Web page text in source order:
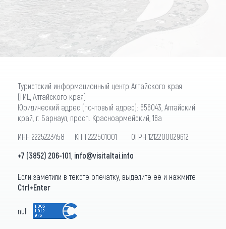
ПОДПИСАТЬСЯ
Туристский информационный центр Алтайского края
(ТИЦ Алтайского края)
Юридический адрес (почтовый адрес): 656043, Алтайский
край, г. Барнаул, просп. Красноармейский, 16а
ИНН 2225223458 КПП 222501001 ОГРН 1212200029612
+7 (3852) 206-101 info@visitaltai.info
Если заметили в тексте опечатку, выделите её и нажмите
Ctrl+Enter
null